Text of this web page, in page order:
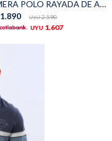
REMERA POLO RAYADA DE ALGODON - Beige
1.890 UYU 2.590
UYU 1.607